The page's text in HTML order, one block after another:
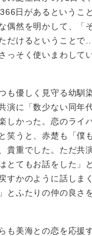
日があるというこ
偶然を明かして、「
だけるということで
っそく使いまわしてい
も優しく見守る幼馴
演に「数少ない同年
しかった。恋のライ
笑うと、赤楚も「僕
貴重でした。ただ共
とてもお話をした」
すかのように話しま
とふたりの仲の良さ
も美海との恋を応援